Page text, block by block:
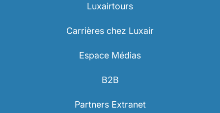
Luxairtours
Carrières chez Luxair
Espace Médias
B2B
Partners Extranet